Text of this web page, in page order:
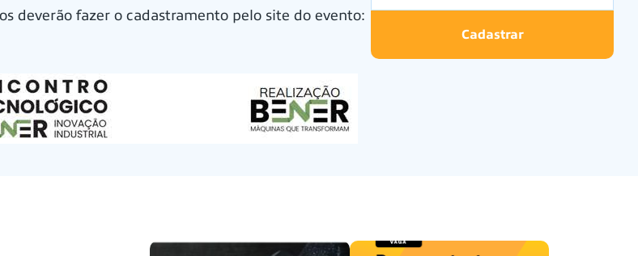
deverão fazer o cadastramento pelo site do evento:
Cadastrar